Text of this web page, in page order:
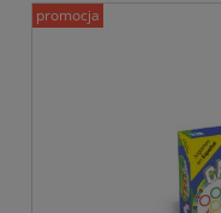
promocja